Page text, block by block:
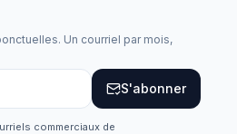
Un courriel par mois,
S'abonner
commerciaux de